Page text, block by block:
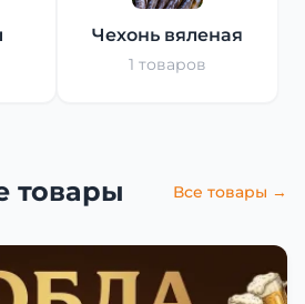
Чехонь вяленая
1 товаров
товары Все товары →